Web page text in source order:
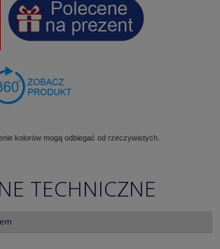
kolorów mogą odbiegać od rzeczywistych.
TECHNICZNE